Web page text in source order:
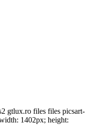
gtlux.ro files files picsart-
1402px; height: